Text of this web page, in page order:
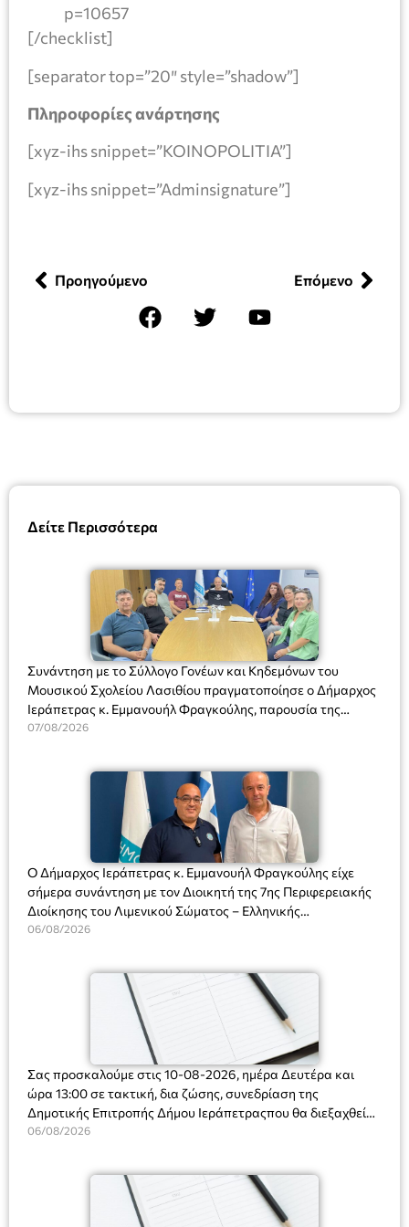
Δείτε Περισσότερα
Συνάντηση με το Σύλλογο Γονέων και Κηδεμόνων του
Μουσικού Σχολείου Λασιθίου πραγματοποίησε ο Δήμαρχος
Ιεράπετρας κ. Εμμανουήλ Φραγκούλης, παρουσία της
Διευθύντριας του σχολείου κας Μαριάννας Χαΐτα.
07/08/2026
Ο Δήμαρχος Ιεράπετρας κ. Εμμανουήλ Φραγκούλης είχε
σήμερα συνάντηση με τον Διοικητή της 7ης Περιφερειακής
Διοίκησης του Λιμενικού Σώματος – Ελληνικής
Ακτοφυλακής (Λ.Σ.-ΕΛ.ΑΚΤ.), Αρχιπλοίαρχο Λ.Σ. κ. Ιωάννη
06/08/2026
Σας προσκαλούμε στις 10-08-2026, ημέρα Δευτέρα και
ώρα 13:00 σε τακτική, δια ζώσης, συνεδρίαση της
Δημοτικής Επιτροπής Δήμου Ιεράπετραςπου θα διεξαχθεί
στο Δημοτικό Κατάστημα, Δημοκρατίας 31 στην αίθουσα
και λήψη αποφάσεων στα παρακάτω θέματα:
06/08/2026
p=10657
[/checklist]
[separator top=”20″ style=”shadow”]
Πληροφορίες ανάρτησης
[xyz-ihs snippet=”KOINOPOLITIA”]
[xyz-ihs snippet=”Adminsignature”]
Προηγούμενο Επόμενο